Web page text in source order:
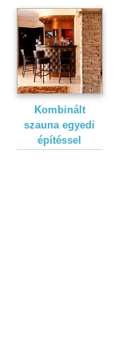
Kombinált
szauna egyedi
építéssel